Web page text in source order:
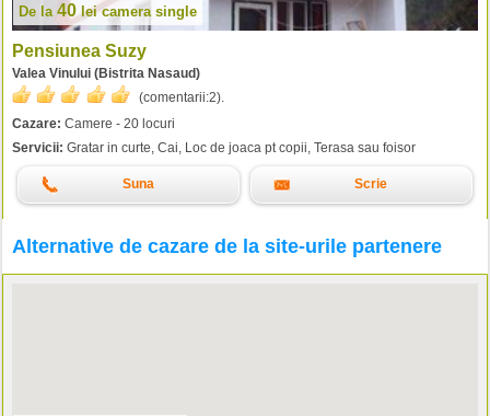
De la 40leicamera single
Pensiunea Suzy
Valea Vinului (Bistrita Nasaud)
(comentarii:2).
Cazare: Camere - 20 locuri
Servicii: Gratar in curte, Cai, Loc de joaca pt copii, Terasa sau foisor
Suna Scrie
Alternative de cazare de la site-urile partenere